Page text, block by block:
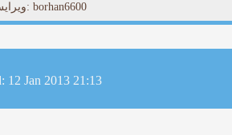
ویرایش شده توسط: borhan6600
12 Jan 2013 21:13